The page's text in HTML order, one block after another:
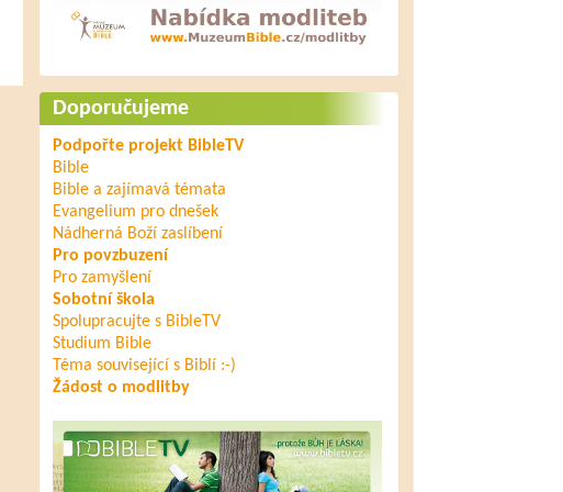
Doporučujeme
Podpořte projekt BibleTV
Bible
Bible a zajímavá témata
Evangelium pro dnešek
Nádherná Boží zaslíbení
Pro povzbuzení
Pro zamyšlení
Sobotní škola
Spolupracujte s BibleTV
Studium Bible
Téma související s Biblí :-)
Žádost o modlitby